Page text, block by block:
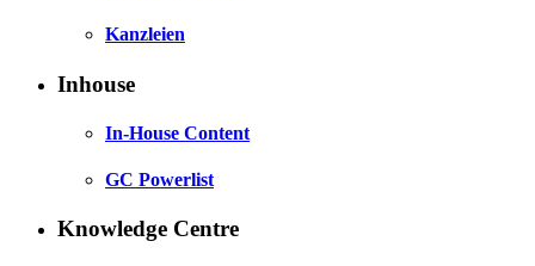
Kanzleien
Inhouse
In-House Content
GC Powerlist
Knowledge Centre